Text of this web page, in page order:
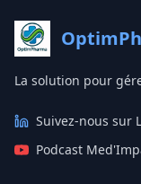
La solution pour
Suivez-nous sur
Podcast